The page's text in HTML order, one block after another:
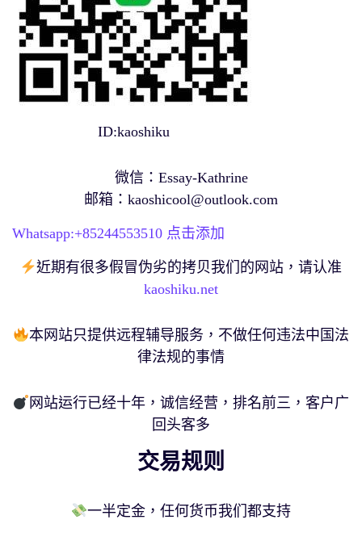
ID:kaoshiku
微信：Essay-Kathrine
邮箱： kaoshicool@outlook.com
Whatsapp:+85244553510 点击添加
近期有很多假冒伪劣的拷贝我们的网站，请认准
kaoshiku.net
本网站只提供远程辅导服务，不做任何违法中国法
律法规的事情
网站运行已经十年，诚信经营，排名前三，客户广
回头客多
交易规则
一半定金，任何货币我们都支持